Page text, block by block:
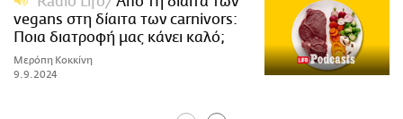
vegans στη δίαιτα των carnivors:
Ποια διατροφή μας κάνει καλό;
Μερόπη Κοκκίνη
9.9.2024